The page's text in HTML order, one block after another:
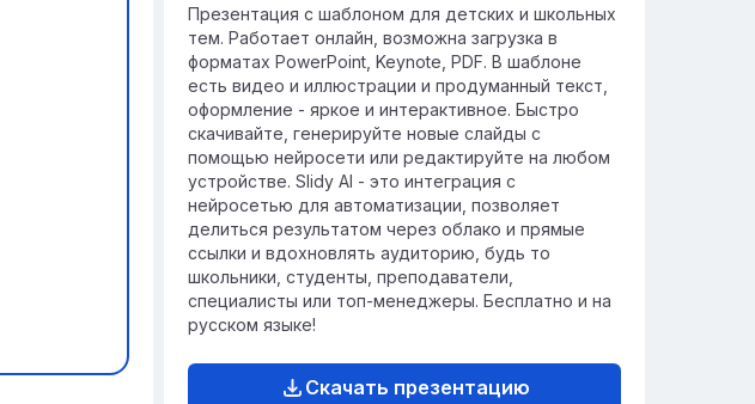
Гендой Крокодилом и другими жителями,
что приводит к увлекательным
приключениям.
Презентация с шаблоном для детских и школьных
тем. Работает онлайн, возможна загрузка в
форматах PowerPoint, Keynote, PDF. В шаблоне
есть видео и иллюстрации и продуманный текст,
оформление - яркое и интерактивное. Быстро
скачивайте, генерируйте новые слайды с
помощью нейросети или редактируйте на любом
устройстве. Slidy AI - это интеграция с
нейросетью для автоматизации, позволяет
делиться результатом через облако и прямые
ссылки и вдохновлять аудиторию, будь то
школьники, студенты, преподаватели,
специалисты или топ-менеджеры. Бесплатно и на
русском языке!
Скачать презентацию